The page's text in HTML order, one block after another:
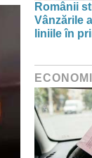
Românii
Vânzările
liniile în